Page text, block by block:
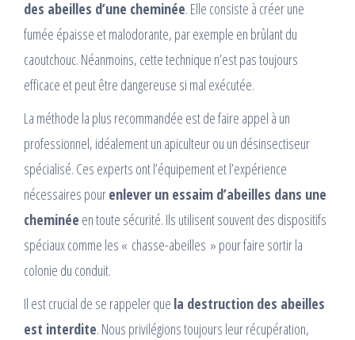
des abeilles d’une cheminée. Elle consiste à créer une
fumée épaisse et malodorante, par exemple en brûlant du
caoutchouc. Néanmoins, cette technique n’est pas toujours
efficace et peut être dangereuse si mal exécutée.
La méthode la plus recommandée est de faire appel à un
professionnel, idéalement un apiculteur ou un désinsectiseur
spécialisé. Ces experts ont l’équipement et l’expérience
nécessaires pourenlever un essaim d’abeilles dans une
cheminée en toute sécurité. Ils utilisent souvent des dispositifs
spéciaux comme les « chasse-abeilles » pour faire sortir la
colonie du conduit.
Il est crucial de se rappeler que la destruction des abeilles
est interdite. Nous privilégions toujours leur récupération,